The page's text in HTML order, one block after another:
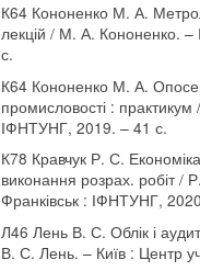
К64 Кононенко М. А.
лекцій / М. А. Кононенко.
с.
К64 Кононенко М. А.
промисловості :
ІФНТУНГ, 2019. – 41 с.
К78 Кравчук Р. С.
виконання розрах. робіт /
Франківськ : ІФНТУНГ,
Л46 Лень В. С. Облік і
В. С. Лень. – Київ : Центр